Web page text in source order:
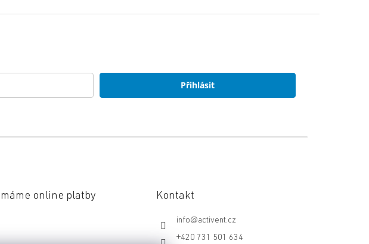
Přihlásit
online platby Kontakt
info@activent.cz
+420 731 501 634